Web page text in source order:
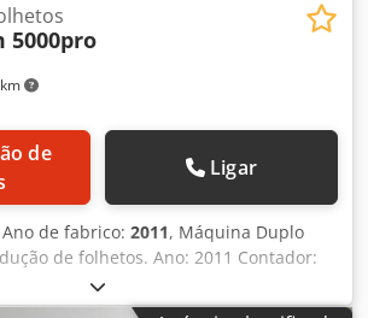
5000pro
Ligar
Ano de fabrico: 2011, Máquina Duplo
de folhetos. Ano: 2011 Contador:
proprietário anterior, que adquiriu a
da Duplo. Esteve sob contrato